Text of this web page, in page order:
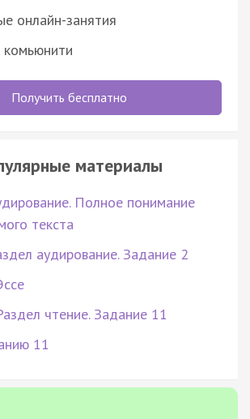
онлайн-занятия
Получить бесплатно
материалы
Полное понимание
текста
аудирование. Задание 2
чтение. Задание 11
11